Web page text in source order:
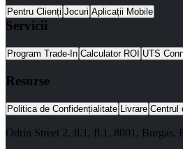
Pentru Clienți Jocuri Aplicații Mobile
Servicii
Program Trade-In Calculator ROI UTS
Resurse
Politica de Confidențialitate Livrare Centrul
Odrin Street 2, fl.1 , fl.1, 8001 , Burgas,